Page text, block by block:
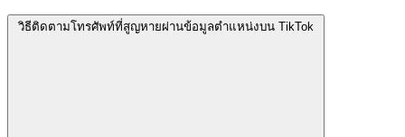
วิธีติดตามโทรศัพท์ที่สูญหายผ่านข้อมูลตำแหน่งบน TikTok